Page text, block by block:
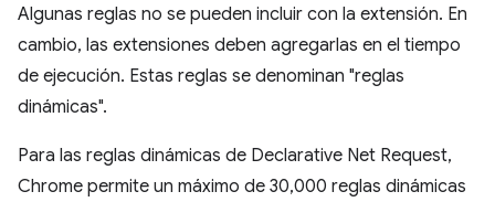
Algunas reglas no se pueden incluir con la extensión. En
cambio, las extensiones deben agregarlas en el tiempo
de ejecución. Estas reglas se denominan "reglas
dinámicas".
Para las reglas dinámicas de Declarative Net Request,
Chrome permite un máximo de 30,000 reglas dinámicas